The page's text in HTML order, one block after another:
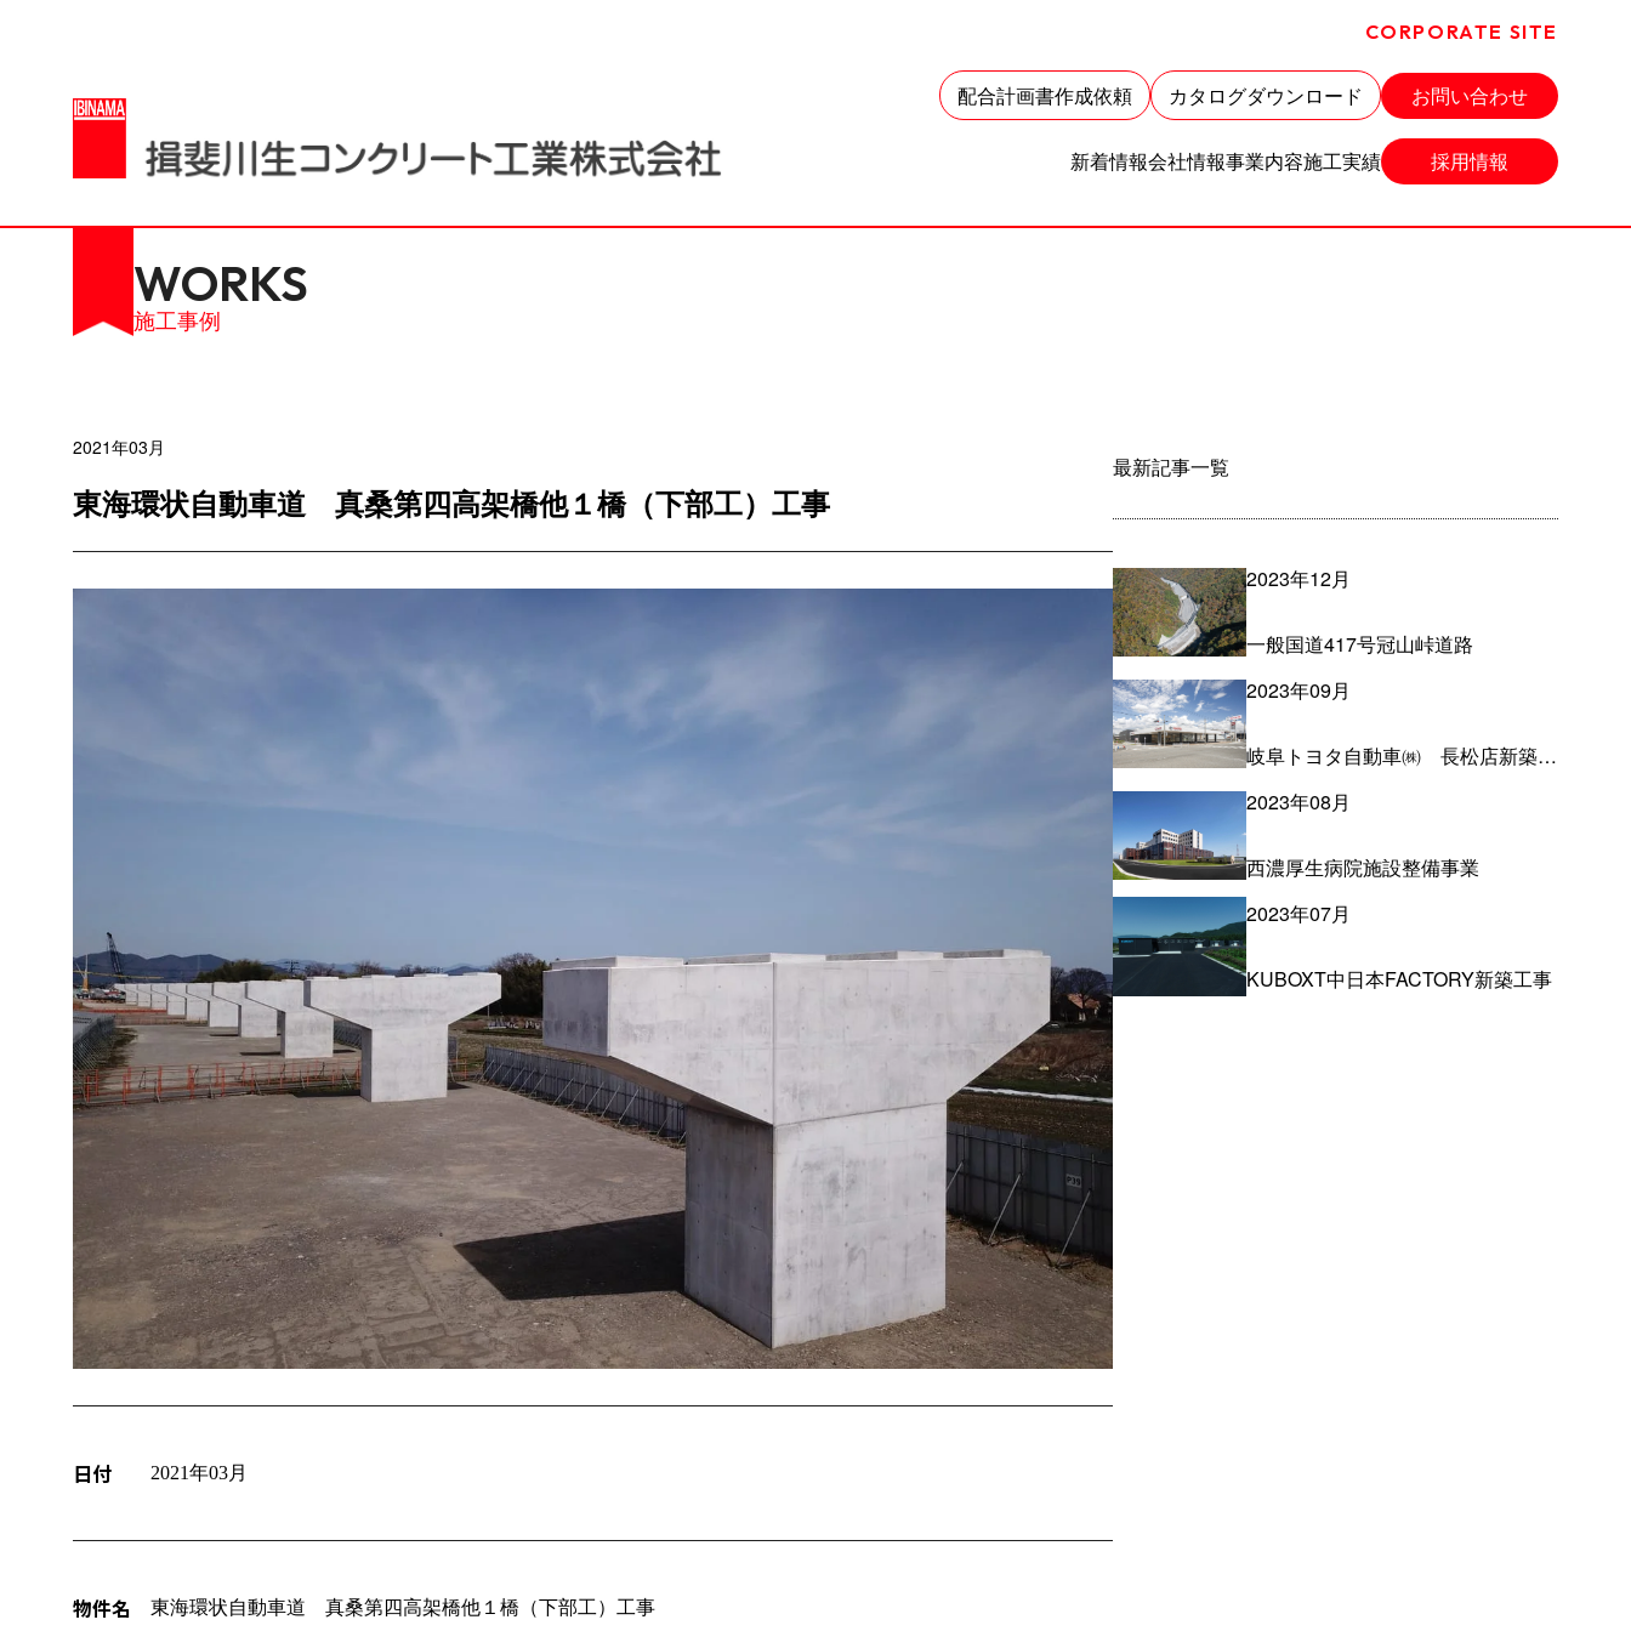
CORPORATE SITE
配合計画書作成依頼 カタログダウンロード お問い合わせ
新着情報会社情報事業内容施工実績 採用情報
施工事例
2021年03月
東海環状自動車道 真桑第四高架橋他１橋（下部工）工事
日付 2021年03月
物件名 東海環状自動車道 真桑第四高架橋他１橋（下部工）工事
最新記事一覧
2023年12月
一般国道417号冠山峠道路
2023年09月
岐阜トヨタ自動車㈱ 長松店新築工事
2023年08月
西濃厚生病院施設整備事業
2023年07月
KUBOXT中日本FACTORY新築工事